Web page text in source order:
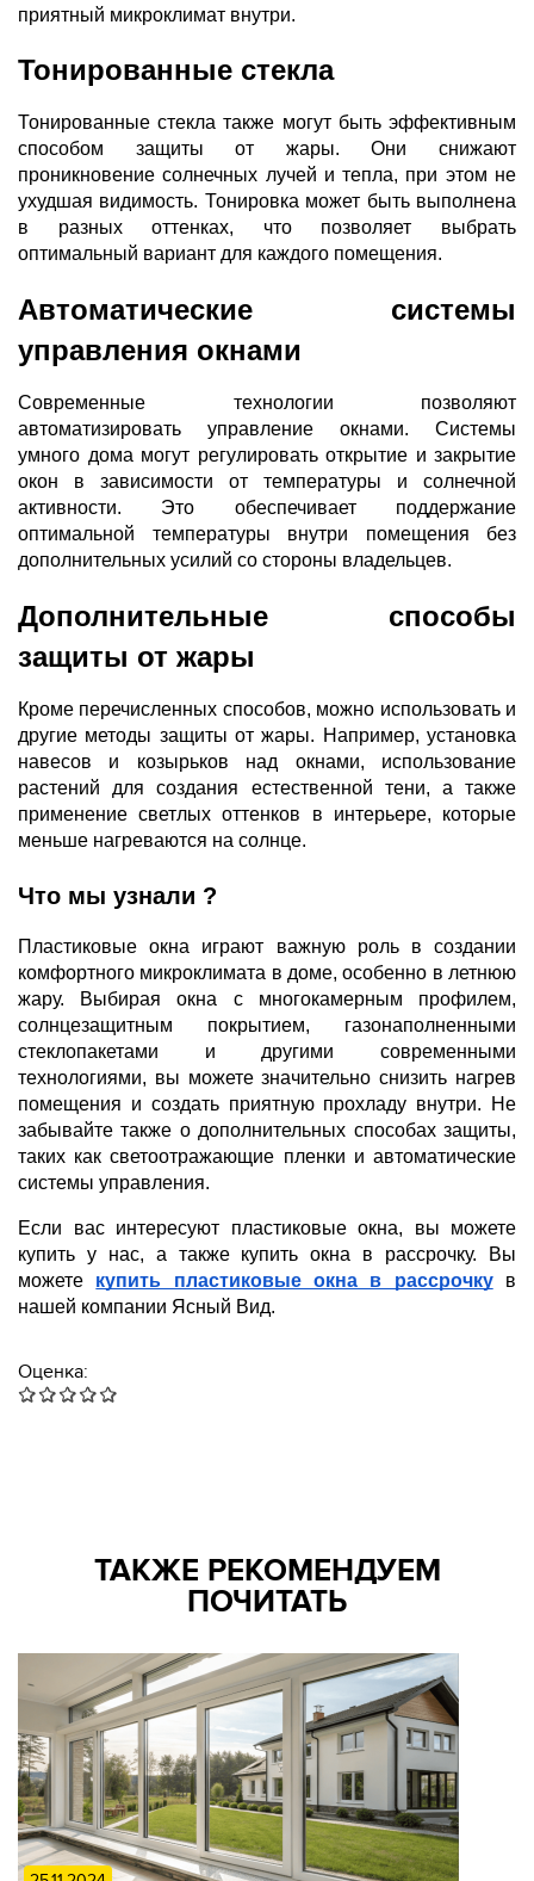
приятный микроклимат внутри.
Тонированные стекла
Тонированные стекла также могут быть эффективным
способом защиты от жары. Они снижают
проникновение солнечных лучей и тепла, при этом не
ухудшая видимость. Тонировка может быть выполнена
в разных оттенках, что позволяет выбрать
оптимальный вариант для каждого помещения.
Автоматические системы
управления окнами
Современные технологии позволяют
автоматизировать управление окнами. Системы
умного дома могут регулировать открытие и закрытие
окон в зависимости от температуры и солнечной
активности. Это обеспечивает поддержание
оптимальной температуры внутри помещения без
дополнительных усилий со стороны владельцев.
Дополнительные способы
защиты от жары
Кроме перечисленных способов, можно использовать и
другие методы защиты от жары. Например, установка
навесов и козырьков над окнами, использование
растений для создания естественной тени, а также
применение светлых оттенков в интерьере, которые
меньше нагреваются на солнце.
Что мы узнали ?
Пластиковые окна играют важную роль в создании
комфортного микроклимата в доме, особенно в летнюю
жару. Выбирая окна с многокамерным профилем,
солнцезащитным покрытием, газонаполненными
стеклопакетами и другими современными
технологиями, вы можете значительно снизить нагрев
помещения и создать приятную прохладу внутри. Не
забывайте также о дополнительных способах защиты,
таких как светоотражающие пленки и автоматические
системы управления.
Если вас интересуют пластиковые окна, вы можете
купить у нас, а также купить окна в рассрочку. Вы
можете купить пластиковые окна в рассрочкув
нашей компании Ясный Вид.
Оценка:
ТАКЖЕ РЕКОМЕНДУЕМ
ПОЧИТАТЬ